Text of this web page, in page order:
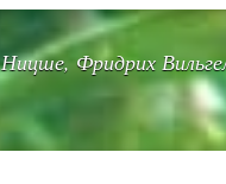
Ницше, Фридрих